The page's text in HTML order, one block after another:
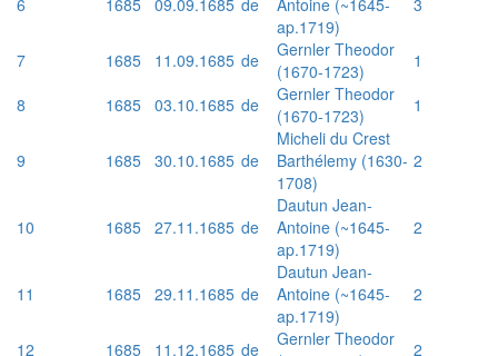
ap.1719)
7 1685 11.09.1685 de
Gernler Theodor
(1670-1723)
1
8
1685 03.10.1685 de
Gernler Theodor
(1670-1723)
1
9 1685 30.10.1685 de
Micheli du Crest
Barthélemy (1630-
1708)
2
10 1685 27.11.1685 de
Dautun Jean-
Antoine (~1645-
ap.1719)
2
11 1685 29.11.1685 de
Dautun Jean-
Antoine (~1645-
ap.1719)
2
12 1685 11.12.1685 de
Gernler Theodor
2